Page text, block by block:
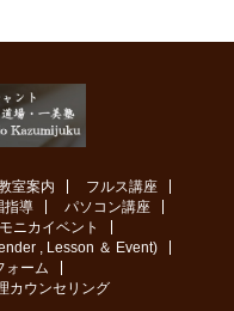
室案内
フルス講座
指導
パソコン講座
ニカイベント
, Lesson ＆ Event)
ォーム
カウンセリング